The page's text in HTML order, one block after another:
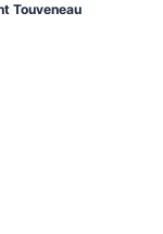
Touveneau